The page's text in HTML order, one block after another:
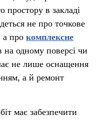
простору в закладі
не про точкове
а про комплексне
на одному поверсі чи
не лише оснащення
а й ремонт
має забезпечити